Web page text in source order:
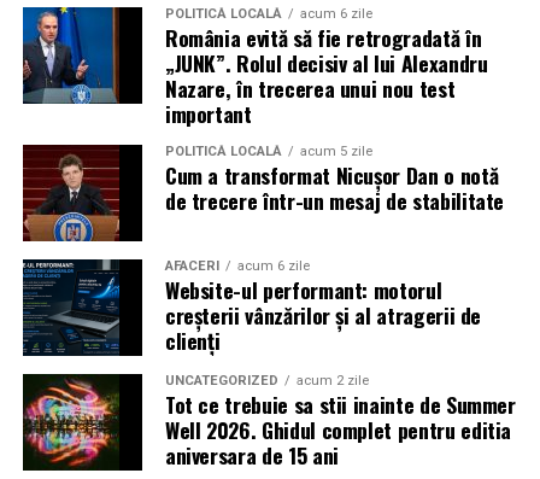
ActoriiVlad Gherman, Oana Gherman și Ioana
Ginghină
vin la întâlnirea cu publicul dinCinema City
Vivo! Pitești pe 17 februarie, de la 18:30și vor
participa la o discuție după proiecție, alături de
Paul Decu.
Caravana„În pielea mea”ajunge laCinema City
Shopping City Ploiești, pe 18 februarie, de la 18:30, la
proiecția specială introdusă de regizorul
alături de actoriiIoana State, Vlad și Oana Gherman,
Azaleea Necula și Gabriel Vatavu.
O comedie actuală și spumoasă, filmul
mea”este distribuit de T.R.I.B.E. Films.
TRAILER:https://bit.ly/InPieleaMea
Site oficial:inpieleamea.ro
POLITICĂ LOCALĂ acum 6 zile
România evită să fie retrogradată în
„JUNK”. Rolul decisiv al lui Alexandru
Nazare, în trecerea unui nou test
important
POLITICĂ LOCALĂ acum 5 zile
Cum a transformat Nicușor Dan o notă
de trecere într-un mesaj de stabilitate
AFACERI acum 6 zile
Website-ul performant: motorul
creșterii vânzărilor și al atragerii de
clienți
UNCATEGORIZED acum 2 zile
Tot ce trebuie sa stii inainte de Summer
Well 2026. Ghidul complet pentru editia
aniversara de 15 ani